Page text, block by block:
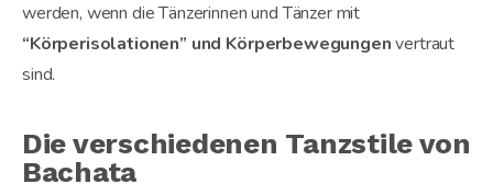
werden, wenn die Tänzerinnen und Tänzer mit
“Körperisolationen” und Körperbewegungenvertraut
sind.
Die verschiedenen Tanzstile von
Bachata